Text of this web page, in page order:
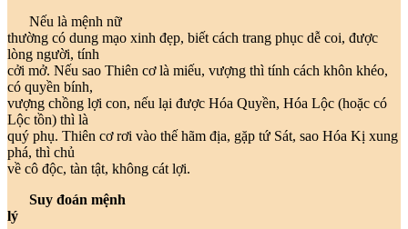
Nếu là mệnh nữ
thường có dung mạo xinh đẹp, biết cách trang phục dễ coi, được
lòng người, tính
cởi mở. Nếu sao Thiên cơ là miếu, vượng thì tính cách khôn khéo,
có quyền bính,
vượng chồng lợi con, nếu lại được Hóa Quyền, Hóa Lộc (hoặc có
Lộc tồn) thì là
quý phụ. Thiên cơ rơi vào thế hãm địa, gặp tứ Sát, sao Hóa Kị xung
phá, thì chủ
về cô độc, tàn tật, không cát lợi.
Suy đoán mệnh
lý